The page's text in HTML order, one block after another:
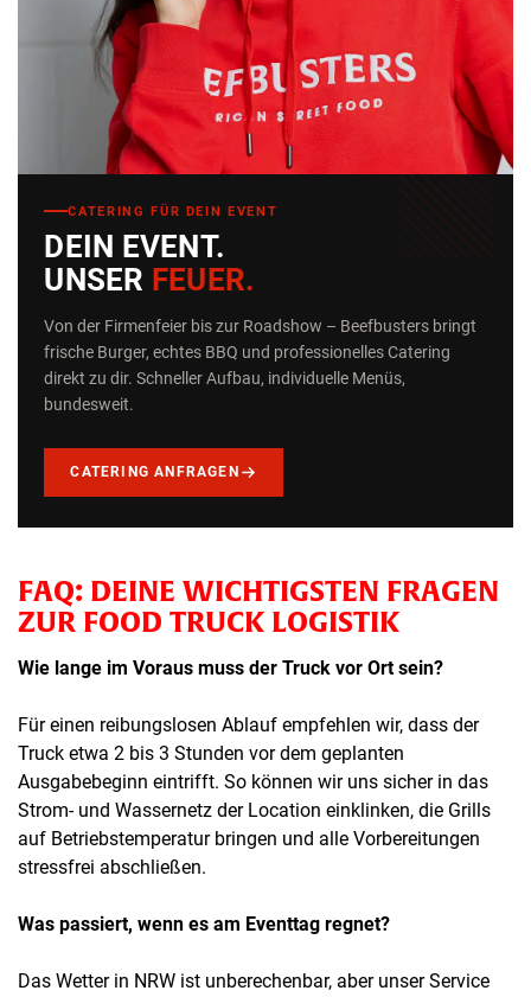
CATERING FÜR DEIN EVENT
DEIN EVENT.
UNSER FEUER.
Von der Firmenfeier bis zur Roadshow – Beefbusters bringt
frische Burger, echtes BBQ und professionelles Catering
direkt zu dir. Schneller Aufbau, individuelle Menüs,
bundesweit.
CATERING ANFRAGEN
FAQ: DEINE WICHTIGSTEN FRAGEN
ZUR FOOD TRUCK LOGISTIK
Wie lange im Voraus muss der Truck vor Ort sein?
Für einen reibungslosen Ablauf empfehlen wir, dass der
Truck etwa 2 bis 3 Stunden vor dem geplanten
Ausgabebeginn eintrifft. So können wir uns sicher in das
Strom- und Wassernetz der Location einklinken, die Grills
auf Betriebstemperatur bringen und alle Vorbereitungen
stressfrei abschließen.
Was passiert, wenn es am Eventtag regnet?
Das Wetter in NRW ist unberechenbar, aber unser Service